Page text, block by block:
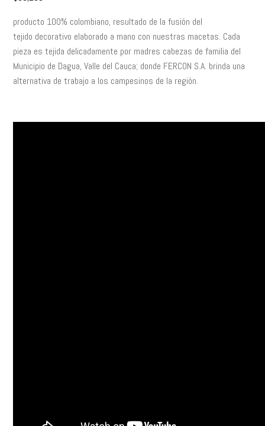
producto 100% colombiano, resultado de la fusión del
tejido decorativo elaborado a mano con nuestras macetas. Cada
pieza es tejida delicadamente por madres cabezas de familia del
Municipio de Dagua, Valle del Cauca; donde FERCON S.A. brinda una
alternativa de trabajo a los campesinos de la región.